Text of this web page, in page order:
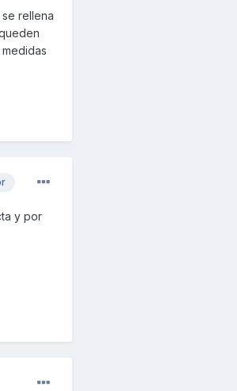
rellena
y por